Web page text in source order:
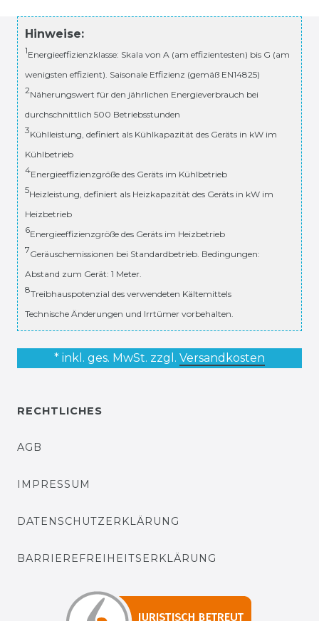
Hinweise:
1Energieeffizienzklasse: Skala von A (am effizientesten) bis G (am
wenigsten effizient). Saisonale Effizienz (gemäß EN14825)
2Näherungswert für den jährlichen Energieverbrauch bei
durchschnittlich 500 Betriebsstunden
3Kühlleistung, definiert als Kühlkapazität des Geräts in kW im
Kühlbetrieb
4Energieeffizienzgröße des Geräts im Kühlbetrieb
5Heizleistung, definiert als Heizkapazität des Geräts in kW im
Heizbetrieb
6Energieeffizienzgröße des Geräts im Heizbetrieb
7Geräuschemissionen bei Standardbetrieb. Bedingungen:
Abstand zum Gerät: 1 Meter.
8Treibhauspotenzial des verwendeten Kältemittels
Technische Änderungen und Irrtümer vorbehalten.
* inkl. ges. MwSt. zzgl. Versandkosten
RECHTLICHES
AGB
IMPRESSUM
DATENSCHUTZERKLÄRUNG
BARRIEREFREIHEITSERKLÄRUNG